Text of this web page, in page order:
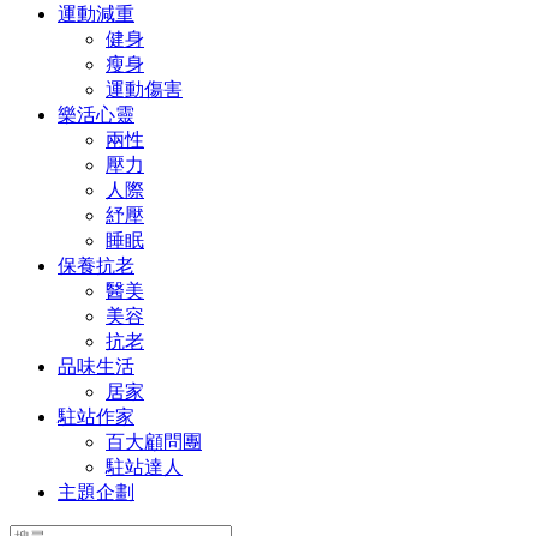
運動減重
健身
瘦身
運動傷害
樂活心靈
兩性
壓力
人際
紓壓
睡眠
保養抗老
醫美
美容
抗老
品味生活
居家
駐站作家
百大顧問團
駐站達人
主題企劃